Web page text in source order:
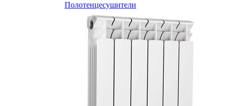
Полотенцесушители